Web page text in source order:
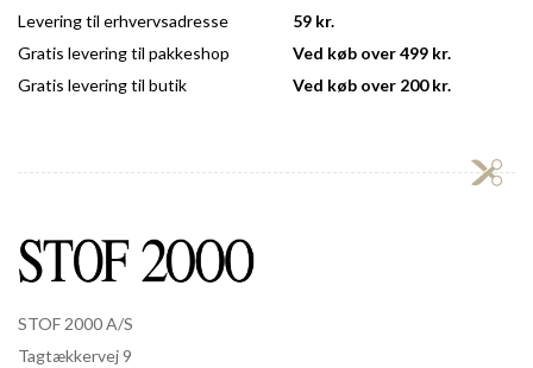
Levering til erhvervsadresse
Gratis levering til pakkeshop
Gratis levering til butik
59 kr.
Ved køb over 499 kr.
Ved køb over 200 kr.
STOF 2000 A/S
Tagtækkervej 9